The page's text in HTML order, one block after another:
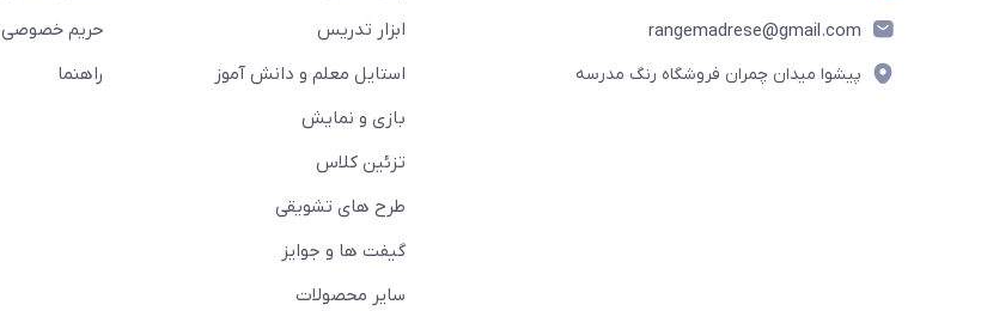
rangemadrese@gmail.com
پیشوا میدان چمران فروشگاه رنگ مدرسه
ابزار تدریس
استایل معلم و دانش آموز
بازی و نمایش
تزئین کلاس
طرح های تشویقی
گیفت ها و جوایز
سایر محصولات
حریم خصوصی
راهنما